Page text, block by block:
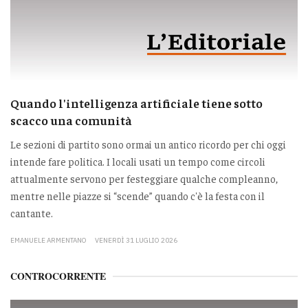
Quando l'intelligenza artificiale tiene sotto
scacco una comunità
Le sezioni di partito sono ormai un antico ricordo per chi oggi
intende fare politica. I locali usati un tempo come circoli
attualmente servono per festeggiare qualche compleanno,
mentre nelle piazze si “scende” quando c'è la festa con il
cantante.
EMANUELE ARMENTANO VENERDÌ 31 LUGLIO 2026
CONTROCORRENTE